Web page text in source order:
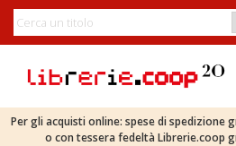
Per gli acquisti online: spese di spedizione
o con tessera fedeltà Librerie.coop